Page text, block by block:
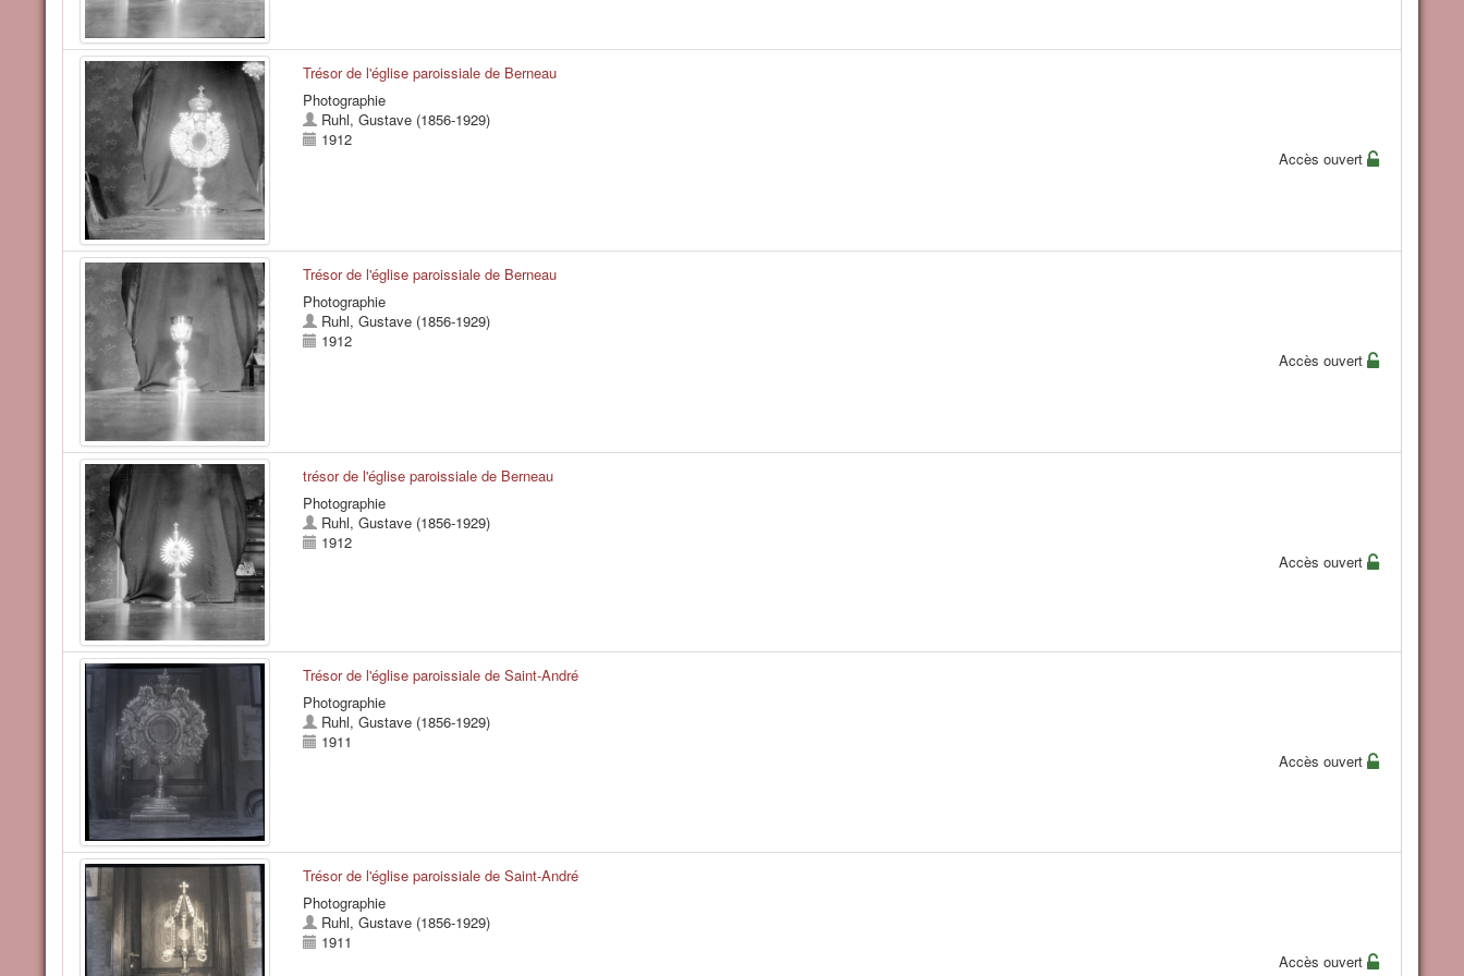
Trésor de l'église paroissiale de Berneau
Photographie
Ruhl, Gustave (1856-1929)
1912
Accès ouvert
Trésor de l'église paroissiale de Berneau
Photographie
Ruhl, Gustave (1856-1929)
1912
Accès ouvert
trésor de l'église paroissiale de Berneau
Photographie
Ruhl, Gustave (1856-1929)
1912
Accès ouvert
Trésor de l'église paroissiale de Saint-André
Photographie
Ruhl, Gustave (1856-1929)
1911
Accès ouvert
Trésor de l'église paroissiale de Saint-André
Photographie
Ruhl, Gustave (1856-1929)
1911
Accès ouvert